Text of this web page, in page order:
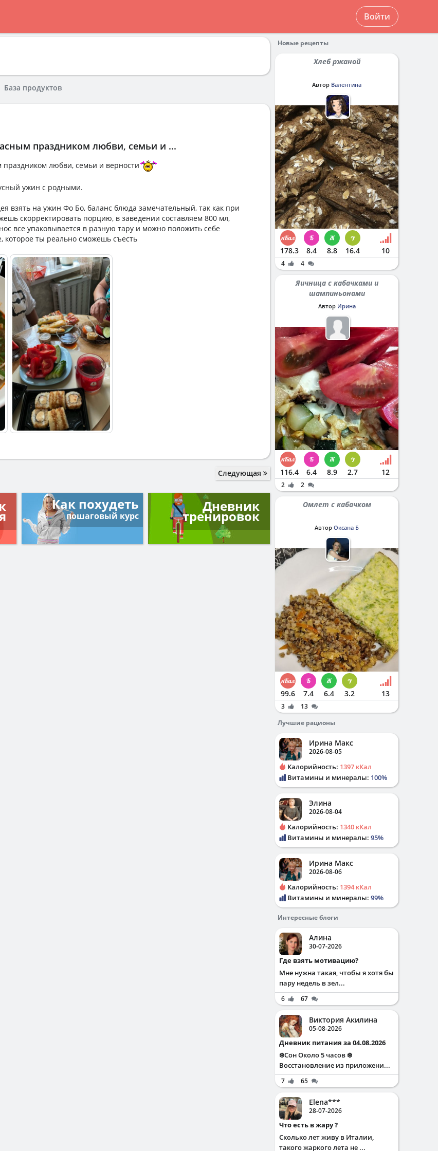
Войти
База продуктов
праздником любви, семьи и ...
любви, семьи и верности
ужин с родными.
взять на ужин Фо Бо, баланс блюда замечательный, так как при
скорректировать порцию, в заведении составляем 800 мл,
все упаковывается в разную тару и можно положить себе
которое ты реально сможешь съесть
Следующая
Как похудеть
пошаговый курс
Дневник
тренировок
Новые рецепты
Хлеб ржаной
Автор Валентина
178.3 8.4 8.8 16.4 10
4 4
Яичница с кабачками и
шампиньонами
Автор Ирина
116.4 6.4 8.9 2.7 12
2 2
Омлет с кабачком
Автор Оксана Б
99.6 7.4 6.4 3.2 13
3
13
Лучшие рационы
Ирина Макс
2026-08-05
Калорийность: 1397 кКал
Витамины и минералы: 100%
Элина
2026-08-04
Калорийность: 1340 кКал
Витамины и минералы: 95%
Ирина Макс
2026-08-06
Калорийность: 1394 кКал
Витамины и минералы: 99%
Интересные блоги
Алина
30-07-2026
Где взять мотивацию?
Мне нужна такая, чтобы я хотя бы
пару недель в зел...
6 67
Виктория Акилина
05-08-2026
Дневник питания за 04.08.2026
❄️Сон Около 5 часов ❄️
Восстановление из приложени...
7 65
Elena***
28-07-2026
Что есть в жару ?
Сколько лет живу в Италии,
такого жаркого лета не ...